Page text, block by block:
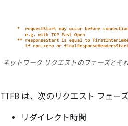
ネットワーク リクエストのフェーズとそ
TTFB は、次のリクエスト フェーズ
リダイレクト時間